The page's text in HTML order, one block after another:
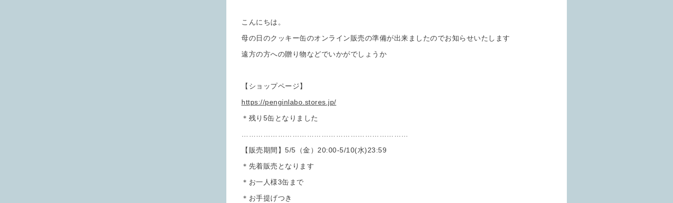
こんにちは。
母の日のクッキー缶のオンライン販売の準備が出来ましたのでお知らせいたします
遠方の方への贈り物などでいかがでしょうか
【ショップページ】
https://penginlabo.stores.jp/
＊残り5缶となりました
【販売期間】5/5（金）20:00-5/10(水)23:59
＊先着販売となります
＊お一人様3缶まで
＊お手提げつき